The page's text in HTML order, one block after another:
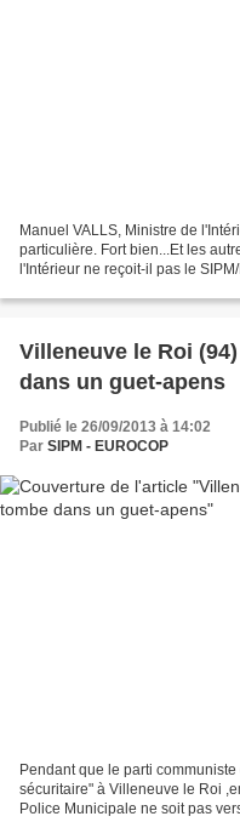
Manuel VALLS, Ministre de
particulière. Fort bien...Et les
l'Intérieur ne reçoit-il pas le
Villeneuve le Roi
dans un guet-apens
Publié le 26/09/2013 à 14:02
Par SIPM - EUROCOP
Pendant que le parti
sécuritaire" à Villeneuve le Roi
Police Municipale ne soit pas